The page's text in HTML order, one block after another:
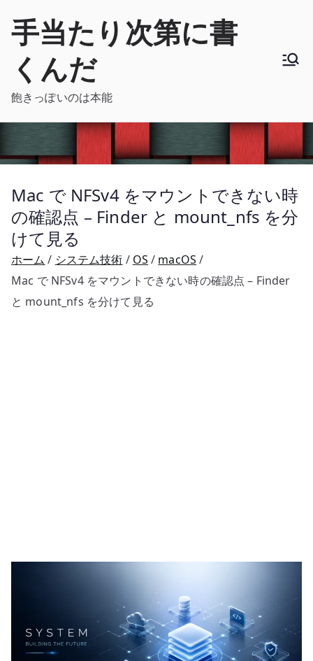
手当たり次第に書
くんだ
飽きっぽいのは本能
Mac で NFSv4 をマウントできない時
の確認点 – Finder と mount_nfs を分
けて見る
ホーム システム技術 OS
macOS
Mac で NFSv4 をマウントできない時の確認点 – Finder
と mount_nfs を分けて見る